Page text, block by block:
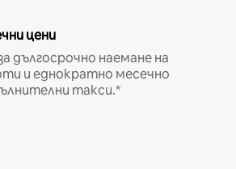
цени
дългосрочно наемане на
и еднократно месечно
такси.*